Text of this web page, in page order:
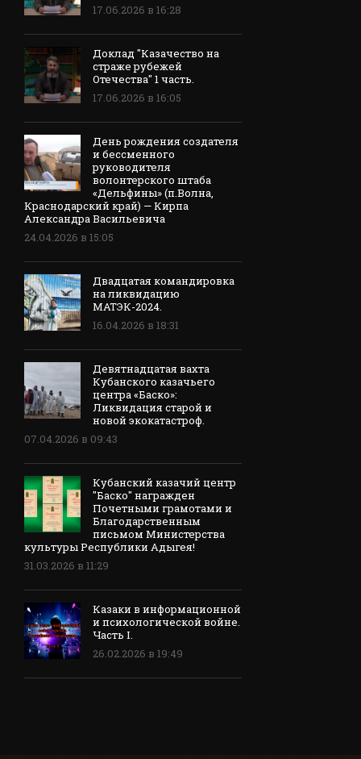
17.06.2026 в 16:28
Доклад "Казачество на
страже рубежей
Отечества" 1 часть.
17.06.2026 в 16:05
День рождения создателя
и бессменного
руководителя
волонтерского штаба
«Дельфины» (п.Волна,
Краснодарский край) — Кирпа
Александра Васильевича
24.04.2026 в 15:05
Двадцатая командировка
на ликвидацию
МАТЭК-2024.
16.04.2026 в 18:31
Девятнадцатая вахта
Кубанского казачьего
центра «Баско»:
Ликвидация старой и
новой экокатастроф.
07.04.2026 в 09:43
Кубанский казачий центр
"Баско" награжден
Почетными грамотами и
Благодарственным
письмом Министерства
культуры Республики Адыгея!
31.03.2026 в 11:29
Казаки в информационной
и психологической войне.
Часть I.
26.02.2026 в 19:49